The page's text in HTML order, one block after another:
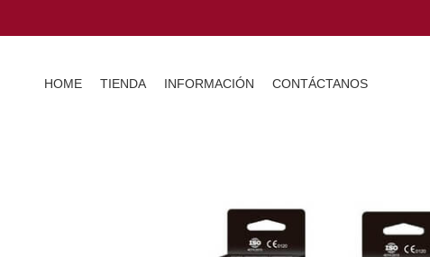
HOME TIENDA INFORMACIÓN CONTÁCTANOS